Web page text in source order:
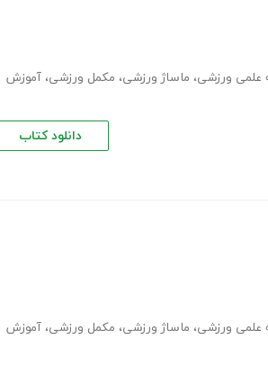
علمی ورزشی، ماساژ ورزشی، مکمل ورزشی، آموزش
دانلود کتاب
علمی ورزشی، ماساژ ورزشی، مکمل ورزشی، آموزش